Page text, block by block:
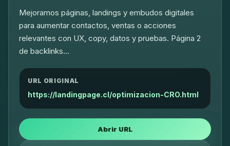
Mejoramos páginas, landings y embudos digitales
para aumentar contactos, ventas o acciones
relevantes con UX, copy, datos y pruebas. Página 2
de backlinks…
URL ORIGINAL
https://landingpage.cl/optimizacion-CRO.html
Abrir URL